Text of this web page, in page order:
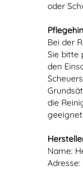
oder
Bei der
Sie bitte
den
die
geeignet.
Name:
Adresse: